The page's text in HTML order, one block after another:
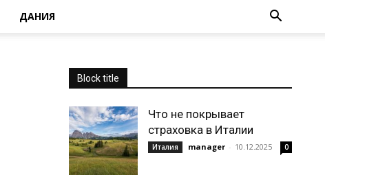
ДАНИЯ
Block title
Что не покрывает
страховка в Италии
Италия manager - 10.12.2025 0